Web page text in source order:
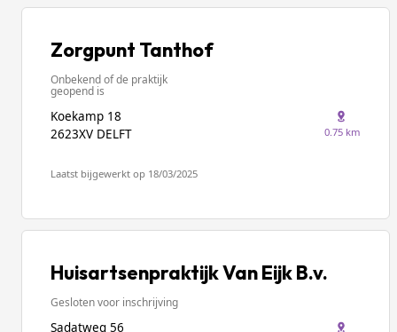
Zorgpunt Tanthof
Onbekend of de praktijk
geopend is
Koekamp 18
2623XV DELFT
0.75 km
Laatst bijgewerkt op 18/03/2025
Huisartsenpraktijk Van Eijk B.v.
Gesloten voor inschrijving
Sadatweg 56